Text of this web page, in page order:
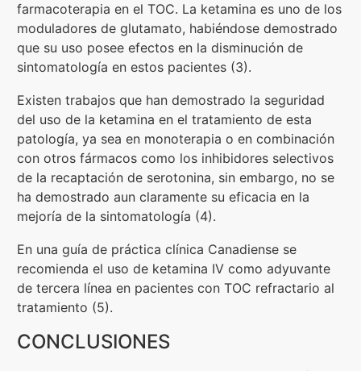
farmacoterapia en el TOC. La ketamina es uno de los
moduladores de glutamato, habiéndose demostrado
que su uso posee efectos en la disminución de
sintomatología en estos pacientes (3).
Existen trabajos que han demostrado la seguridad
del uso de la ketamina en el tratamiento de esta
patología, ya sea en monoterapia o en combinación
con otros fármacos como los inhibidores selectivos
de la recaptación de serotonina, sin embargo, no se
ha demostrado aun claramente su eficacia en la
mejoría de la sintomatología (4).
En una guía de práctica clínica Canadiense se
recomienda el uso de ketamina IV como adyuvante
de tercera línea en pacientes con TOC refractario al
tratamiento (5).
CONCLUSIONES